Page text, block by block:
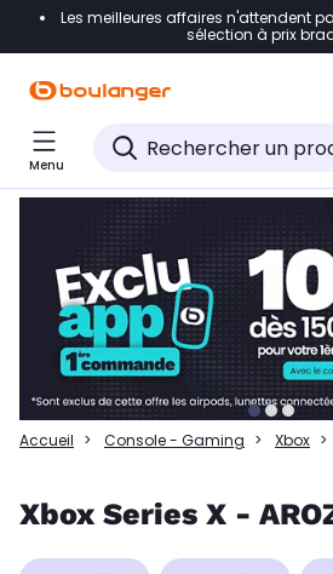
Accéder directement à la
Accéder directement à la liste
Accéder directement au contenu
Accéder directement au pied de
Accéder directement au chatbot
Les meilleures affaires n'attendent
sélection à prix
Menu
Accueil Console - Gaming Xbox
Xbox Series X -